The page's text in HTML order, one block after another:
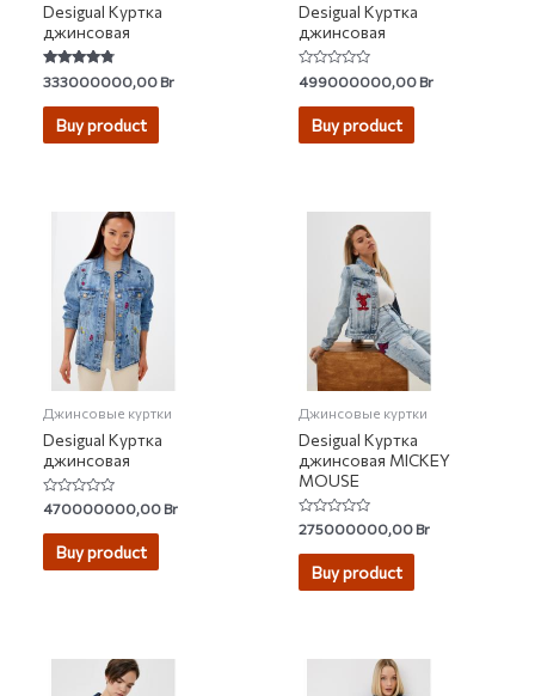
Desigual Куртка
джинсовая
Rated
4.55
out of 5
333000000,00Br
Buy product
Desigual Куртка
джинсовая
Rated
0
out
499000000,00Br
Buy product
Джинсовые куртки
Desigual Куртка
джинсовая
Rated
0
out
470000000,00Br
Buy product
Джинсовые куртки
Desigual Куртка
джинсовая MICKEY
MOUSE
Rated
0
out
275000000,00Br
Buy product